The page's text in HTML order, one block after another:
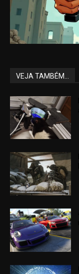
VEJA TAMBÉM...